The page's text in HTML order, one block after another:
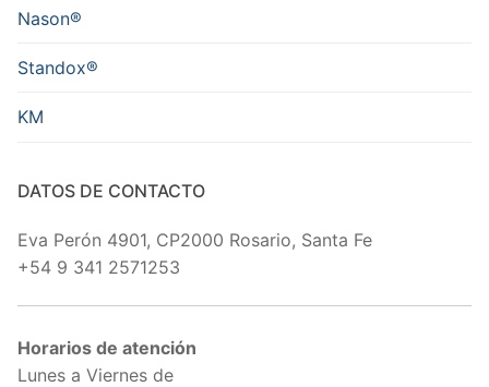
Nason®
Standox®
KM
DATOS DE CONTACTO
Eva Perón 4901, CP2000 Rosario, Santa Fe
+54 9 341 2571253
Horarios de atención
Lunes a Viernes de